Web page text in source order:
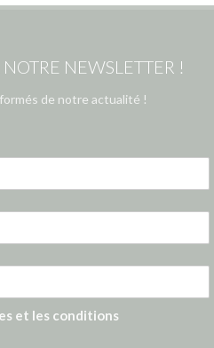
NEWSLETTER !
de notre actualité !
et les conditions